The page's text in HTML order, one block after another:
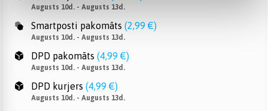
Augusts 10d. - Augusts 13d.
Smartposti pakomāts (2,99 €)
Augusts 10d. - Augusts 13d.
DPD pakomāts (4,99 €)
Augusts 10d. - Augusts 13d.
DPD kurjers (4,99 €)
Augusts 10d. - Augusts 13d.